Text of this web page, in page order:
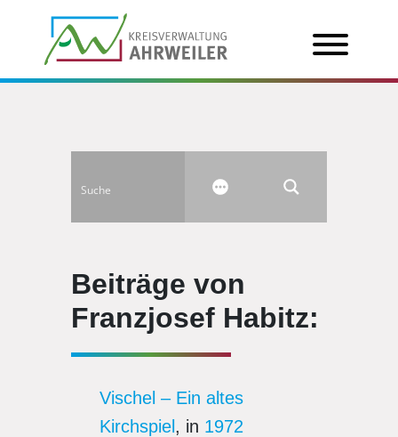
Beiträge von
Franzjosef Habitz:
Vischel – Ein altes
Kirchspiel , in 1972